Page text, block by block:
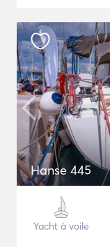
Hanse 445
Yacht à voile